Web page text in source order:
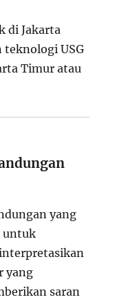
di Jakarta
teknologi USG
Timur atau
yang
untuk
yang
saran